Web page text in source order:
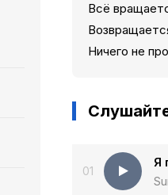
Всё
Ничего не
01
Я